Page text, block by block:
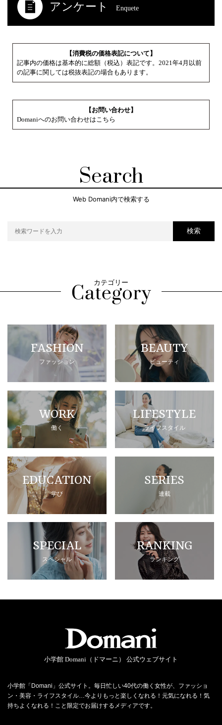
アンケート Enquete
【消費税の価格表記について】
記事内の価格は基本的に総額（税込）表記です。2021年4月以前
の記事に関しては税抜表記の場合もあります。
【お問い合わせ】
Domaniへのお問い合わせはこちら
Search
Web Domani内で検索する
検索
カテゴリー
FASHION
ファッション
BEAUTY
ビューティ
WORK
働く
LIFESTYLE
ライフスタイル
EDUCATION
学び
SERIES
連載
SPECIAL
スペシャル
RANKING
ランキング
小学館 Domani（ドマーニ） 公式ウェブサイト
小学館「Domani」公式サイト。毎日忙しい40代の働く女性が、ファッショ
ン・美容・ライフスタイル…今よりもっと楽しくなれる！元気になれる！気
持ちよくなれる！こと限定でお届けするメディアです。